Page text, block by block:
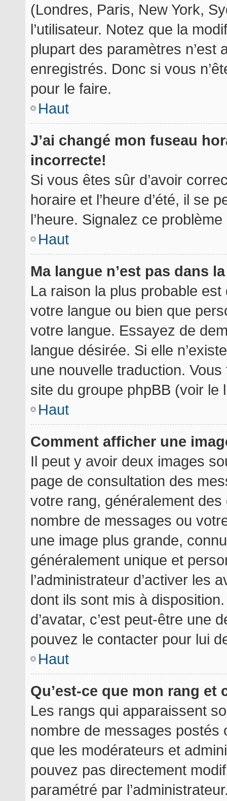
(Londres, Paris, New York,
l’utilisateur. Notez que la
plupart des paramètres n’est
enregistrés. Donc si vous
pour le faire.
Haut
J’ai changé mon fuseau
incorrecte!
Si vous êtes sûr d’avoir
horaire et l’heure d’été, il se
l’heure. Signalez ce problème
Haut
Ma langue n’est pas dans
La raison la plus probable est
votre langue ou bien que
votre langue. Essayez de
langue désirée. Si elle
une nouvelle traduction.
site du groupe phpBB (voir le
Haut
Comment afficher une
Il peut y avoir deux images
page de consultation des
votre rang, généralement
nombre de messages ou
une image plus grande,
généralement unique et
l’administrateur d’activer les
dont ils sont mis à
d’avatar, c’est peut-être une
pouvez le contacter pour lui
Haut
Qu’est-ce que mon rang
Les rangs qui apparaissent
nombre de messages postés
que les modérateurs et
pouvez pas directement
paramétré par